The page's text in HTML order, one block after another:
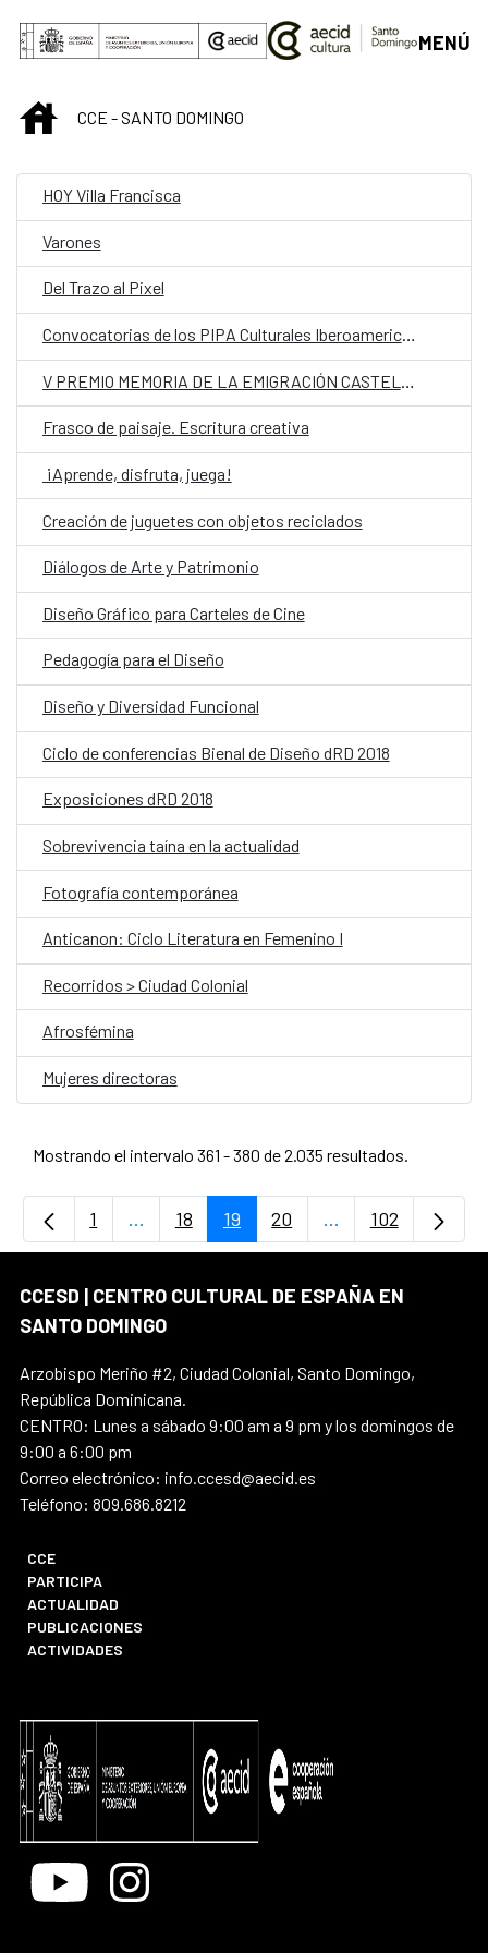
Saltar al contenido principal
MENÚ
INICIOCCE - SANTO DOMINGO
HOY Villa Francisca
Varones
Del Trazo al Pixel
Convocatorias de los PIPA Culturales Iberoamericanos
Frasco de paisaje. Escritura creativa
¡Aprende, disfruta, juega!
Creación de juguetes con objetos reciclados
Diálogos de Arte y Patrimonio
Diseño Gráfico para Carteles de Cine
Pedagogía para el Diseño
Diseño y Diversidad Funcional
Ciclo de conferencias Bienal de Diseño dRD 2018
Exposiciones dRD 2018
Sobrevivencia taína en la actualidad
Fotografía contemporánea
Anticanon: Ciclo Literatura en Femenino I
Recorridos > Ciudad Colonial
Afrosfémina
Mujeres directoras
Mostrando el intervalo 361 - 380 de 2.035 resultados.
Página
1 ...Páginas intermedias Use TAB para
Página
18 Página
19 Página
20 ...PáginasPágina
102
CCESD | CENTRO CULTURAL DE ESPAÑA EN
SANTO DOMINGO
Arzobispo Meriño #2, Ciudad Colonial, Santo Domingo,
República Dominicana.
CENTRO: Lunes a sábado 9:00 am a 9 pm y los domingos de
9:00 a 6:00 pm
Correo electrónico: info.ccesd@aecid.es
Teléfono: 809.686.8212
CCE
PARTICIPA
ACTUALIDAD
PUBLICACIONES
ACTIVIDADES
Youtube Instagram